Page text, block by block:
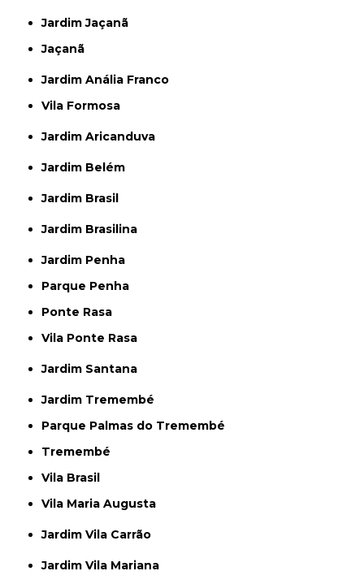
Jardim Jaçanã
Jaçanã
Jardim Anália Franco
Vila Formosa
Jardim Aricanduva
Jardim Belém
Jardim Brasil
Jardim Brasilina
Jardim Penha
Parque Penha
Ponte Rasa
Vila Ponte Rasa
Jardim Santana
Jardim Tremembé
Parque Palmas do Tremembé
Tremembé
Vila Brasil
Vila Maria Augusta
Jardim Vila Carrão
Jardim Vila Mariana